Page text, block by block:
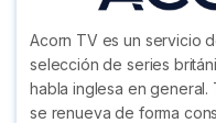
Acorn TV es un servicio
selección de series
habla inglesa en
se renueva de forma